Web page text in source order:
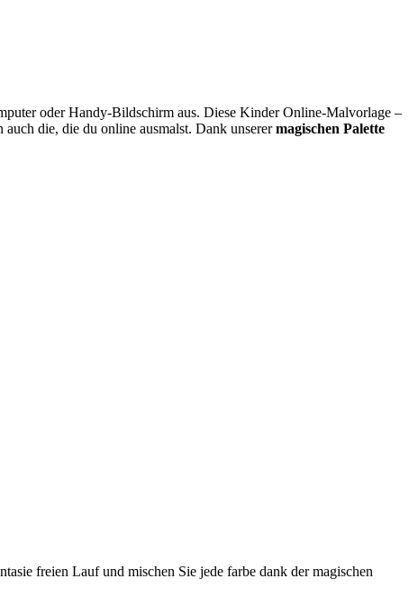
oder Handy-Bildschirm aus. Diese Kinder Online-Malvorlage –
die, die du online ausmalst. Dank unserermagischen Palette
freien Lauf und mischen Sie jede farbe dank der magischen